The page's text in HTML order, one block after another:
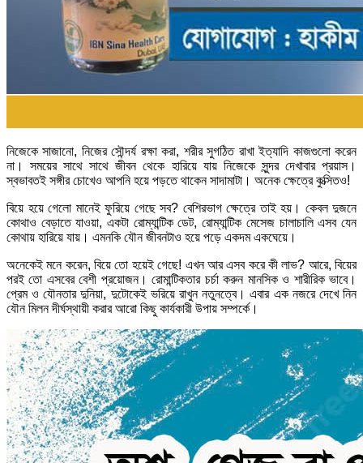
নিজেকে সাজানো, নিজের সৌন্দর্য রক্ষা করা, শরীর সুগঠিত রাখা ইত্যাদি কাজগুলো করেন
না। সময়ের সাথে সাথে জীবন থেকে হারিয়ে যায় নিজেকে সুন্দর দেখাবার প্রয়াস।
স্বভাবতই সঙ্গীর চোখেও আপনি হয়ে পড়তে থাকেন সাদামাটা। অনেক ক্ষেত্রে কুত্‍সিতও!
বিয়ে হয়ে গেলো মানেই ফুরিয়ে গেছে সব? বেশিরভাগ ক্ষেত্রে তাই হয়। কেবল দুজনে
কোথাও বেড়াতে যাওয়া, একটা রোম্যান্টিক ডেট, রোম্যান্টিক মেসেজ চালাচালি এসব যেন
কোথায় হারিয়ে যায়। এমনকি যৌন জীবনটাও হয়ে পড়ে একদম একঘেয়ে।
অনেকেই মনে করেন, বিয়ে তো হয়েই গেছে! এখন আর এসব করে কী লাভ? আরে, বিয়ের
পরই তো এসবের বেশী প্রয়োজন। রোমান্টিকতার চর্চা করুন মানসিক ও শারীরিক ভাবে।
প্রেম ও যৌনতার দুনিয়া, দুটোকেই ভরিয়ে রাখুন নতুনত্বে। এবার এক নজরে দেখে নিন
যৌন মিলন দীর্ঘস্থায়ী করার আরো কিছু কার্যকারী উপায় সম্পর্কে।